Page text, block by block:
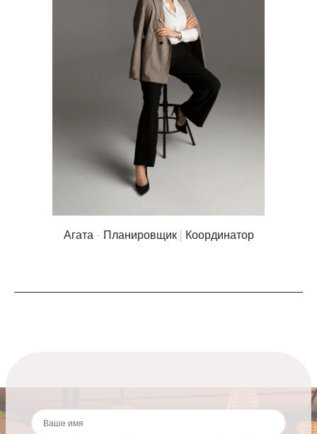
Агата - Планировщик | Координатор